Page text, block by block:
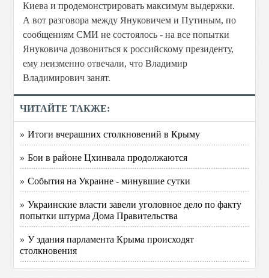
Киева и продемонстрировать максимум выдержки.
А вот разговора между Януковичем и Путиным, по
сообщениям СМИ не состоялось - на все попытки
Януковича дозвониться к российскому президенту,
ему неизменно отвечали, что Владимир
Владимирович занят.
ЧИТАЙТЕ ТАКЖЕ:
» Итоги вчерашних столкновений в Крыму
» Бои в районе Цхинвала продолжаются
» События на Украине - минувшие сутки
» Украинские власти завели уголовное дело по факту
попытки штурма Дома Правительства
» У здания парламента Крыма происходят
столкновения